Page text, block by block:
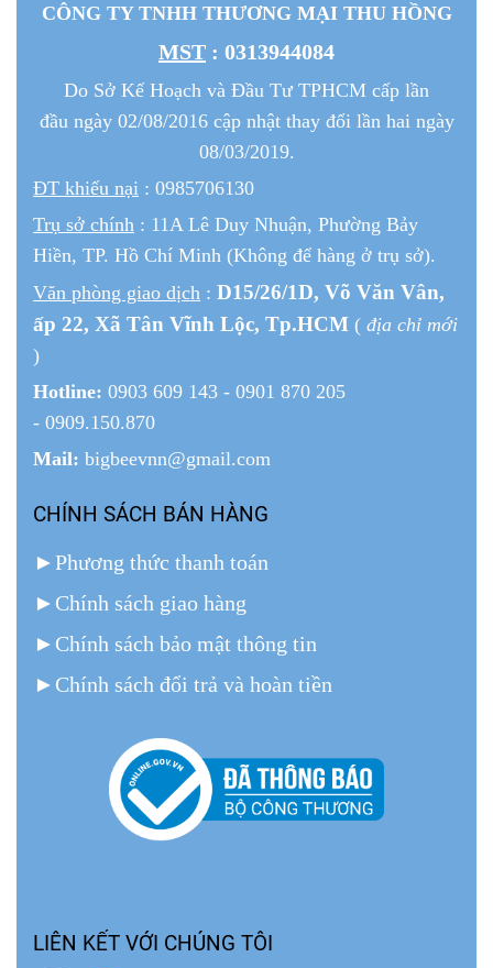
CÔNG TY TNHH THƯƠNG MẠI THU HỒNG
MST : 0313944084
Do Sở Kế Hoạch và Đầu Tư TPHCM cấp lần
đầu ngày 02/08/2016 cập nhật thay đổi lần hai ngày
08/03/2019.
ĐT khiếu nại : 0985706130
Trụ sở chính : 11A Lê Duy Nhuận, Phường Bảy
Hiền, TP. Hồ Chí Minh (Không để hàng ở trụ sở).
Văn phòng giao dịch : D15/26/1D, Võ Văn Vân,
ấp 22, Xã Tân Vĩnh Lộc, Tp.HCM ( địa chỉ mới
)
Hotline: 0903 609 143 - 0901 870 205
- 0909.150.870
Mail: bigbeevnn@gmail.com
CHÍNH SÁCH BÁN HÀNG
►Phương thức thanh toán
► Chính sách giao hàng
► Chính sách bảo mật thông tin
► Chính sách đổi trả và hoàn tiền
LIÊN KẾT VỚI CHÚNG TÔI